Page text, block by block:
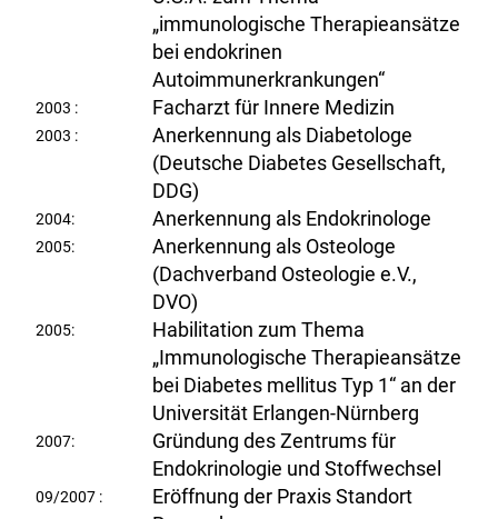
„immunologische Therapieansätze
bei endokrinen
Autoimmunerkrankungen“
2003 : Facharzt für Innere Medizin
2003 :
Anerkennung als Diabetologe
(Deutsche Diabetes Gesellschaft,
DDG)
2004: Anerkennung als Endokrinologe
2005:
Anerkennung als Osteologe
(Dachverband Osteologie e.V.,
DVO)
2005:
Habilitation zum Thema
„Immunologische Therapieansätze
bei Diabetes mellitus Typ 1“ an der
Universität Erlangen-Nürnberg
2007:
Gründung des Zentrums für
Endokrinologie und Stoffwechsel
09/2007 :
Eröffnung der Praxis Standort